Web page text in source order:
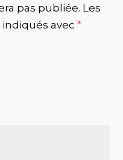
pas publiée. Les
avec*